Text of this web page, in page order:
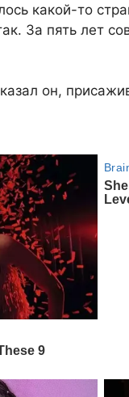
какой-то
За пять лет
он,